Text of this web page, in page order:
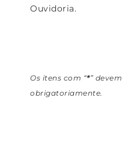
Ouvidoria.
Os itens com “*”
obrigatoriamente.